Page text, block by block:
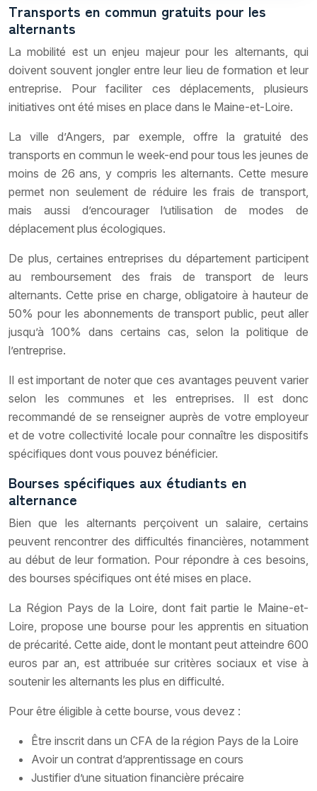
Transports en commun gratuits pour les
alternants
La mobilité est un enjeu majeur pour les alternants, qui
doivent souvent jongler entre leur lieu de formation et leur
entreprise. Pour faciliter ces déplacements, plusieurs
initiatives ont été mises en place dans le Maine-et-Loire.
La ville d’Angers, par exemple, offre la gratuité des
transports en commun le week-end pour tous les jeunes de
moins de 26 ans, y compris les alternants. Cette mesure
permet non seulement de réduire les frais de transport,
mais aussi d’encourager l’utilisation de modes de
déplacement plus écologiques.
De plus, certaines entreprises du département participent
au remboursement des frais de transport de leurs
alternants. Cette prise en charge, obligatoire à hauteur de
50% pour les abonnements de transport public, peut aller
jusqu’à 100% dans certains cas, selon la politique de
l’entreprise.
Il est important de noter que ces avantages peuvent varier
selon les communes et les entreprises. Il est donc
recommandé de se renseigner auprès de votre employeur
et de votre collectivité locale pour connaître les dispositifs
spécifiques dont vous pouvez bénéficier.
Bourses spécifiques aux étudiants en
alternance
Bien que les alternants perçoivent un salaire, certains
peuvent rencontrer des difficultés financières, notamment
au début de leur formation. Pour répondre à ces besoins,
des bourses spécifiques ont été mises en place.
La Région Pays de la Loire, dont fait partie le Maine-et-
Loire, propose une bourse pour les apprentis en situation
de précarité. Cette aide, dont le montant peut atteindre 600
euros par an, est attribuée sur critères sociaux et vise à
soutenir les alternants les plus en difficulté.
Pour être éligible à cette bourse, vous devez :
Être inscrit dans un CFA de la région Pays de la Loire
Avoir un contrat d’apprentissage en cours
Justifier d’une situation financière précaire